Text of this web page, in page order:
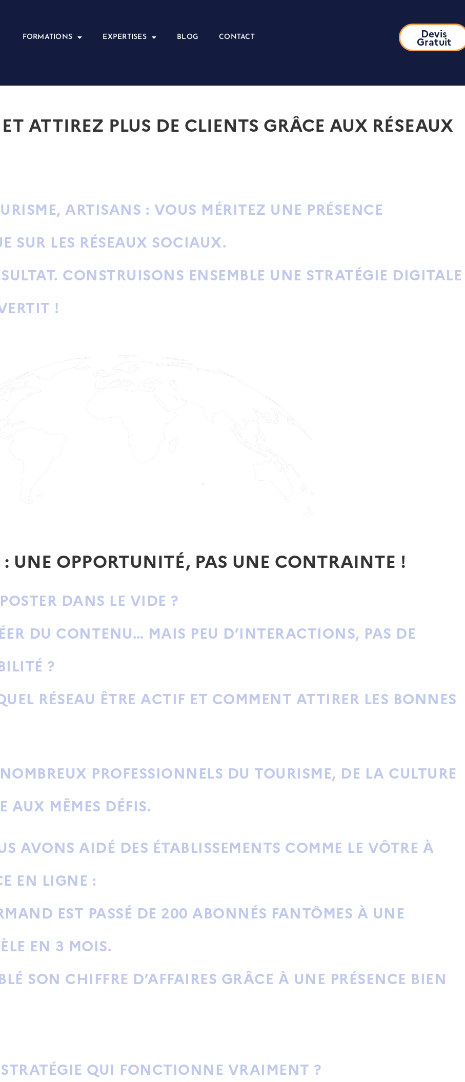
FORMATIONS EXPERTISES BLOG CONTACT Devis
Gratuit
ATTIREZ PLUS DE CLIENTS GRÂCE AUX RÉSEAUX
ARTISANS : VOUS MÉRITEZ UNE PRÉSENCE
SUR LES RÉSEAUX SOCIAUX.
CONSTRUISONS ENSEMBLE UNE STRATÉGIE DIGITALE
!
: UNE OPPORTUNITÉ, PAS UNE CONTRAINTE !
POSTER DANS LE VIDE ?
DU CONTENU… MAIS PEU D’INTERACTIONS, PAS DE
?
RÉSEAU ÊTRE ACTIF ET COMMENT ATTIRER LES BONNES
PROFESSIONNELS DU TOURISME, DE LA CULTURE
AUX MÊMES DÉFIS.
AVONS AIDÉ DES ÉTABLISSEMENTS COMME LE VÔTRE À
EN LIGNE :
EST PASSÉ DE 200 ABONNÉS FANTÔMES À UNE
EN 3 MOIS.
SON CHIFFRE D’AFFAIRES GRÂCE À UNE PRÉSENCE BIEN
QUI FONCTIONNE VRAIMENT ?